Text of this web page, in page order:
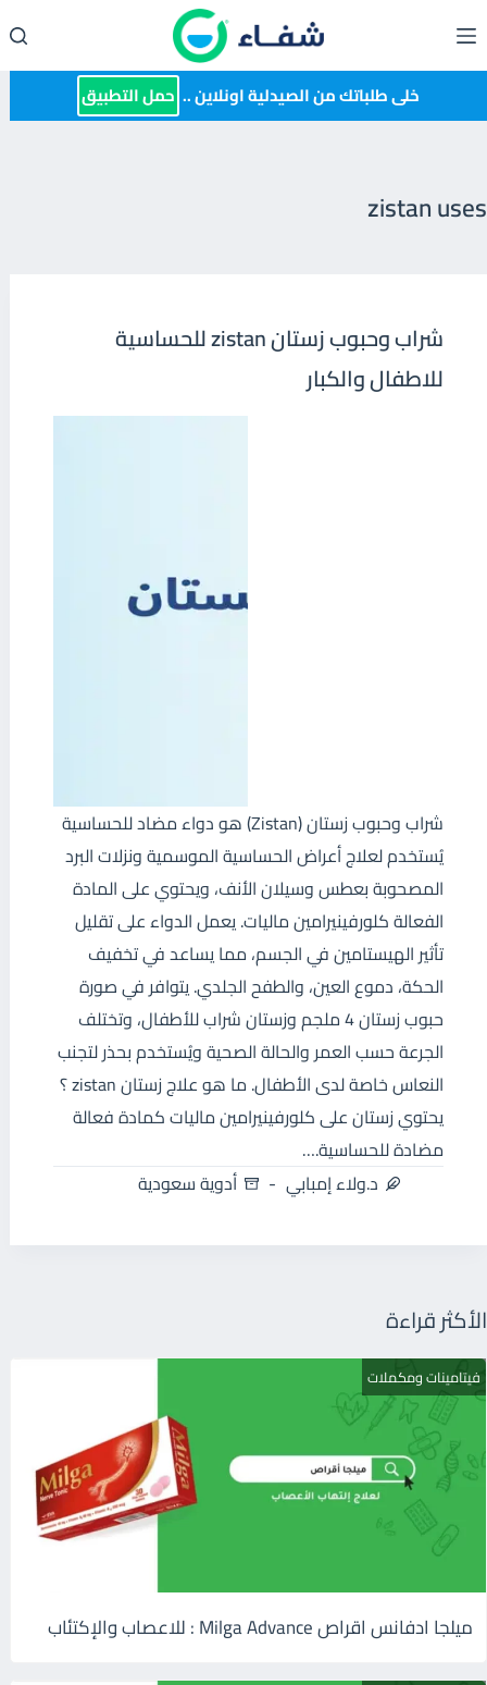
إلى
المحتوى خلى طلباتك من الصيدلية اونلاين .. حمل التطبيق
zistan uses
شراب وحبوب زستان zistan للحساسية
للاطفال والكبار
شراب وحبوب زستان (Zistan) هو دواء مضاد للحساسية
يُستخدم لعلاج أعراض الحساسية الموسمية ونزلات البرد
المصحوبة بعطس وسيلان الأنف، ويحتوي على المادة
الفعالة كلورفينيرامين ماليات. يعمل الدواء على تقليل
تأثير الهيستامين في الجسم، مما يساعد في تخفيف
الحكة، دموع العين، والطفح الجلدي. يتوافر في صورة
حبوب زستان 4 ملجم وزستان شراب للأطفال، وتختلف
الجرعة حسب العمر والحالة الصحية ويُستخدم بحذر لتجنب
النعاس خاصة لدى الأطفال. ما هو علاج زستان zistan ؟
يحتوي زستان على كلورفينيرامين ماليات كمادة فعالة
مضادة للحساسية.…
د.ولاء إمبابي
أدوية سعودية
الأكثر قراءة
فيتامينات ومكملات
ميلجا ادفانس اقراص Milga Advance : للاعصاب والإكتئاب